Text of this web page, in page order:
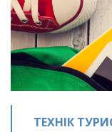
ТЕХНІК